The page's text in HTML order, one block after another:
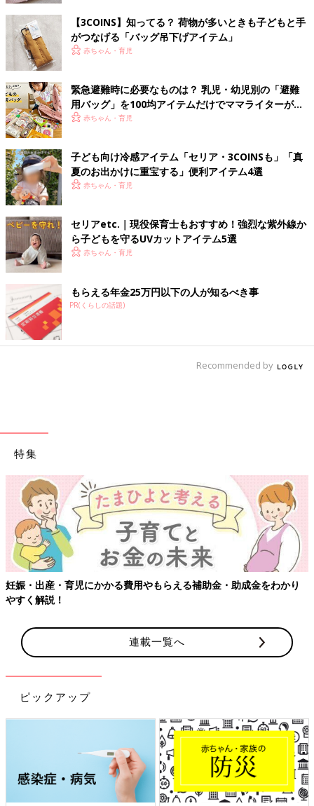
【3COINS】知ってる？ 荷物が多いときも子どもと手
がつなげる「バッグ吊下げアイテム」
赤ちゃん・育児
緊急避難時に必要なものは？ 乳児・幼児別の「避難
用バッグ」を100均アイテムだけでママライターがつ
くってみた！
赤ちゃん・育児
子ども向け冷感アイテム「セリア・3COINSも」「真
夏のお出かけに重宝する」便利アイテム4選
赤ちゃん・育児
セリアetc.｜現役保育士もおすすめ！強烈な紫外線か
ら子どもを守るUVカットアイテム5選
赤ちゃん・育児
もらえる年金25万円以下の人が知るべき事
PR(くらしの話題)
Recommended by
特集
【ワクチン接種できるものも】妊婦の感染症対策、知っておいて！
連載一覧へ
ピックアップ